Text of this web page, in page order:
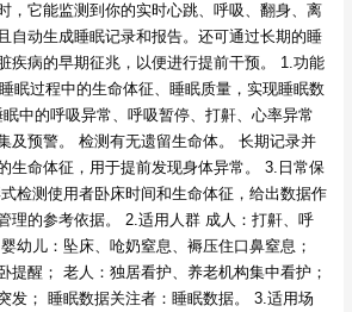
，它能监测到你的实时心跳、呼吸、翻身、离
自动生成睡眠记录和报告。还可通过长期的睡
疾病的早期征兆，以便进行提前干预。 1.功能
眠过程中的生命体征、睡眠质量，实现睡眠数
中的呼吸异常、呼吸暂停、打鼾、心率异常
及预警。 检测有无遗留生命体。 长期记录并
生命体征，用于提前发现身体异常。 3.日常保
检测使用者卧床时间和生命体征，给出数据作
理的参考依据。 2.适用人群 成人：打鼾、呼
幼儿：坠床、呛奶窒息、褥压住口鼻窒息；
提醒； 老人：独居看护、养老机构集中看护；
发； 睡眠数据关注者：睡眠数据。 3.适用场